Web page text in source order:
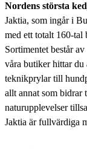
Nordens största
Jaktia, som ingår i
med ett totalt 160-
Sortimentet består
våra butiker hittar
teknikprylar till
allt annat som bidrar
naturupplevelser
Jaktia är fullvärdiga